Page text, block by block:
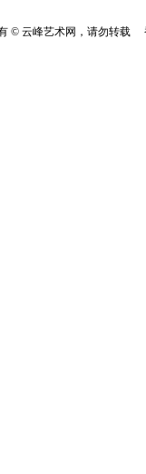
© 云峰艺术网，请勿转载